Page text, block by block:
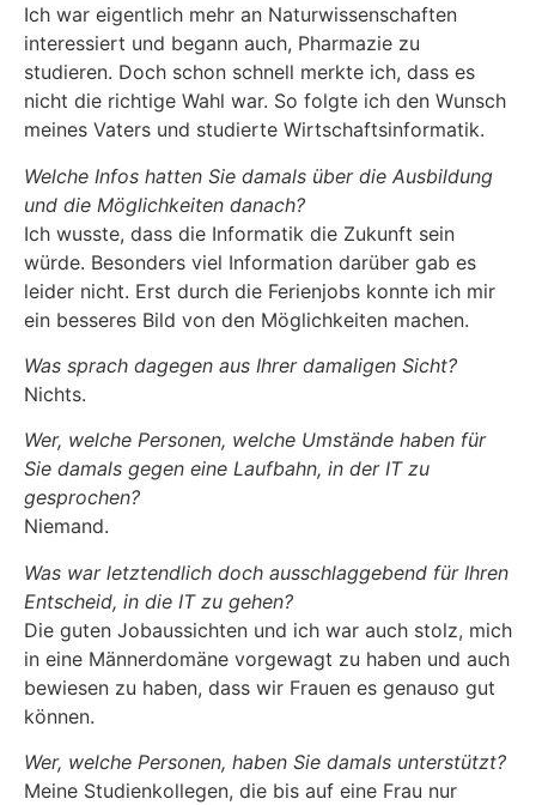
Ich war eigentlich mehr an Naturwissenschaften
interessiert und begann auch, Pharmazie zu
studieren. Doch schon schnell merkte ich, dass es
nicht die richtige Wahl war. So folgte ich den Wunsch
meines Vaters und studierte Wirtschaftsinformatik.
Welche Infos hatten Sie damals über die Ausbildung
und die Möglichkeiten danach?
Ich wusste, dass die Informatik die Zukunft sein
würde. Besonders viel Information darüber gab es
leider nicht. Erst durch die Ferienjobs konnte ich mir
ein besseres Bild von den Möglichkeiten machen.
Was sprach dagegen aus Ihrer damaligen Sicht?
Nichts.
Wer, welche Personen, welche Umstände haben für
Sie damals gegen eine Laufbahn, in der IT zu
gesprochen?
Niemand.
Was war letztendlich doch ausschlaggebend für Ihren
Entscheid, in die IT zu gehen?
Die guten Jobaussichten und ich war auch stolz, mich
in eine Männerdomäne vorgewagt zu haben und auch
bewiesen zu haben, dass wir Frauen es genauso gut
können.
Wer, welche Personen, haben Sie damals unterstützt?
Meine Studienkollegen, die bis auf eine Frau nur